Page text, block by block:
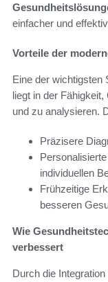
einfacher und
Vorteile der
Eine der wichtigsten
liegt in der
und zu analysieren.
Präzisere
individuellen
Frühzeitige
besseren
Wie
verbessert
Durch die